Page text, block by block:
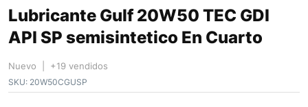
Lubricante Gulf 20W50 TEC GDI
API SP semisintetico En Cuarto
Nuevo | +19 vendidos
SKU: 20W50CGUSP